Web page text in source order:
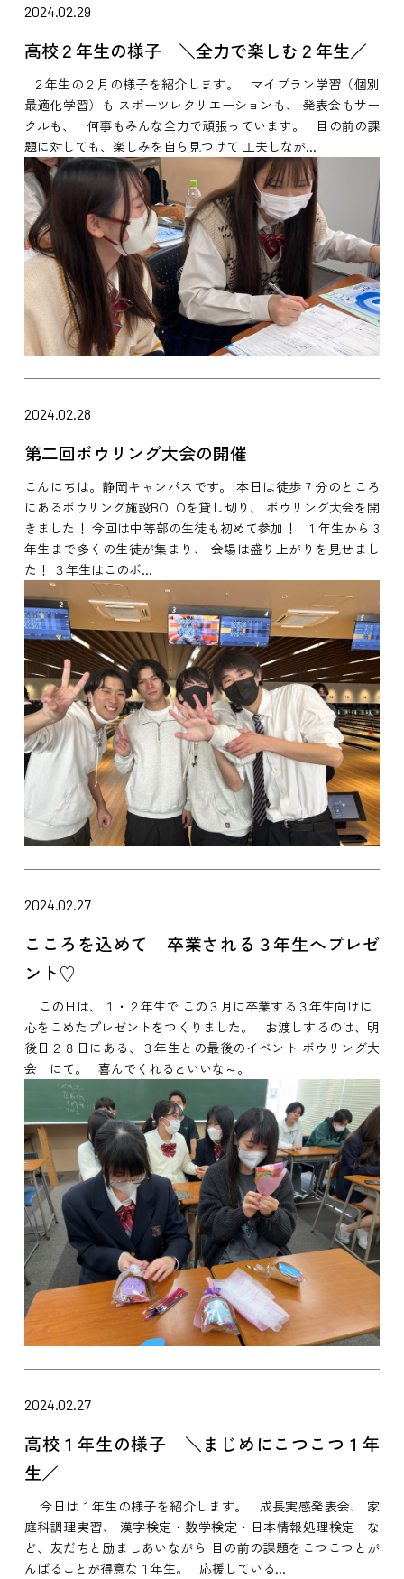
2024.02.29
高校２年生の様子 ＼全力で楽しむ２年生／
２年生の２月の様子を紹介します。 マイプラン学習（個別
最適化学習）も スポーツレクリエーションも、 発表会もサー
クルも、 何事もみんな全力で頑張っています。 目の前の課
題に対しても、楽しみを自ら見つけて 工夫しなが...
2024.02.28
第二回ボウリング大会の開催
こんにちは。静岡キャンパスです。 本日は徒歩 7 分のところ
にあるボウリング施設BOLOを貸し切り、 ボウリング大会を開
きました！ 今回は中等部の生徒も初めて参加！ 1 年生から 3
年生まで多くの生徒が集まり、 会場は盛り上がりを見せまし
た！ ３年生はこのボ...
2024.02.27
こころを込めて 卒業される３年生へプレゼ
ント♡
この日は、１・２年生で この３月に卒業する３年生向けに
心をこめたプレゼントをつくりました。 お渡しするのは、明
後日２８日にある、３年生との最後のイベント ボウリング大
会 にて。 喜んでくれるといいな～。
2024.02.27
高校１年生の様子 ＼まじめにこつこつ１年
生／
今日は１年生の様子を紹介します。 成長実感発表会、 家
庭科調理実習、 漢字検定・数学検定・日本情報処理検定 な
ど、友だちと励ましあいながら 目の前の課題をこつこつとが
んばることが得意な１年生。 応援している...